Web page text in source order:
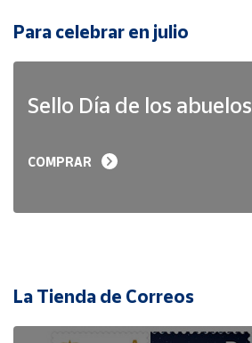
Para celebrar en julio
Sello Día de los abuelos
COMPRAR
La Tienda de Correos